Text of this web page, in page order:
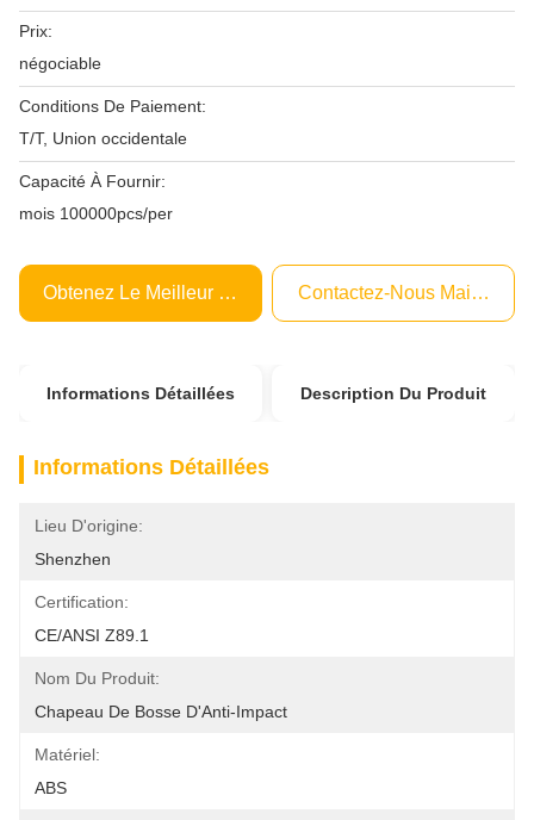
Prix:
négociable
Conditions De Paiement:
T/T, Union occidentale
Capacité À Fournir:
mois 100000pcs/per
Obtenez Le Meilleur Prix Contactez-Nous Maintenant
Informations Détaillées Description Du Produit
Informations Détaillées
Lieu D'origine:
Shenzhen
Certification:
CE/ANSI Z89.1
Nom Du Produit:
Chapeau De Bosse D'Anti-Impact
Matériel:
ABS